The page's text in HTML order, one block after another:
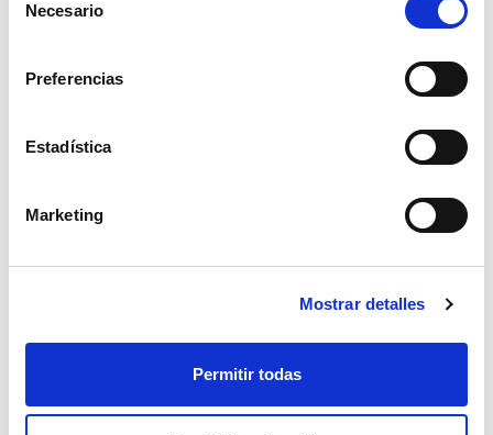
Necesario
Preferencias
Estadística
Marketing
Mostrar detalles
Permitir todas